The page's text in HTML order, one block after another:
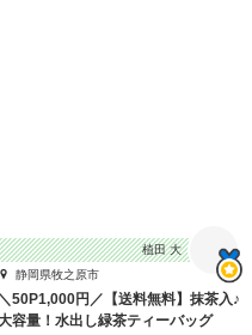
植田 大
静岡県牧之原市
＼50P1,000円／【送料無料】抹茶入♪
容量！水出し緑茶ティーバッグ